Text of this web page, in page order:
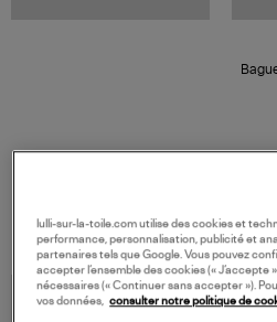
lulli-sur-la-toile.com utilise des cookies et
performance, personnalisation, publicité et
partenaires tels que Google. Vous pouvez
accepter l’ensemble des cookies («
nécessaires (« Continuer sans accepter »).
vos données, consulter notre politique de